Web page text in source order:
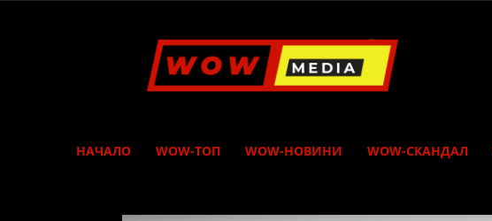
Media
НАЧАЛО WOW-ТОП WOW-НОВИНИ WOW-СКАНДАЛ